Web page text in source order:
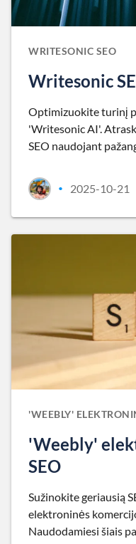
WRITESONIC SEO
Writesonic
Optimizuokite turinį
'Writesonic AI'.
SEO naudojant
• 2025-10-21
'WEEBLY'
'Weebly'
SEO
Sužinokite geriausią
elektroninės
Naudodamiesi šiais